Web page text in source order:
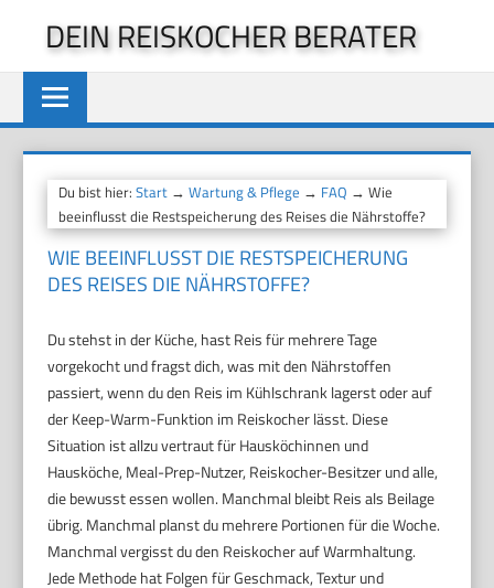
springen
DEIN REISKOCHER BERATER
Du bist hier:Start →Wartung & Pflege → FAQ → Wie
beeinflusst die Restspeicherung des Reises die Nährstoffe?
WIE BEEINFLUSST DIE RESTSPEICHERUNG
DES REISES DIE NÄHRSTOFFE?
Du stehst in der Küche, hast Reis für mehrere Tage
vorgekocht und fragst dich, was mit den Nährstoffen
passiert, wenn du den Reis im Kühlschrank lagerst oder auf
der Keep-Warm-Funktion im Reiskocher lässt. Diese
Situation ist allzu vertraut für Hausköchinnen und
Hausköche, Meal-Prep-Nutzer, Reiskocher-Besitzer und alle,
die bewusst essen wollen. Manchmal bleibt Reis als Beilage
übrig. Manchmal planst du mehrere Portionen für die Woche.
Manchmal vergisst du den Reiskocher auf Warmhaltung.
Jede Methode hat Folgen für Geschmack, Textur und